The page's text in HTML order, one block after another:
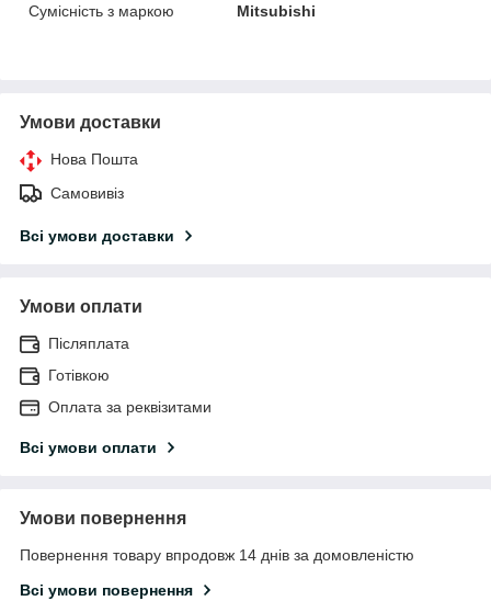
Сумісність з маркою
Mitsubishi
Умови доставки
Нова Пошта
Самовивіз
Всі умови доставки
Умови оплати
Післяплата
Готівкою
Оплата за реквізитами
Всі умови оплати
Умови повернення
Повернення товару впродовж 14 днів за домовленістю
Всі умови повернення